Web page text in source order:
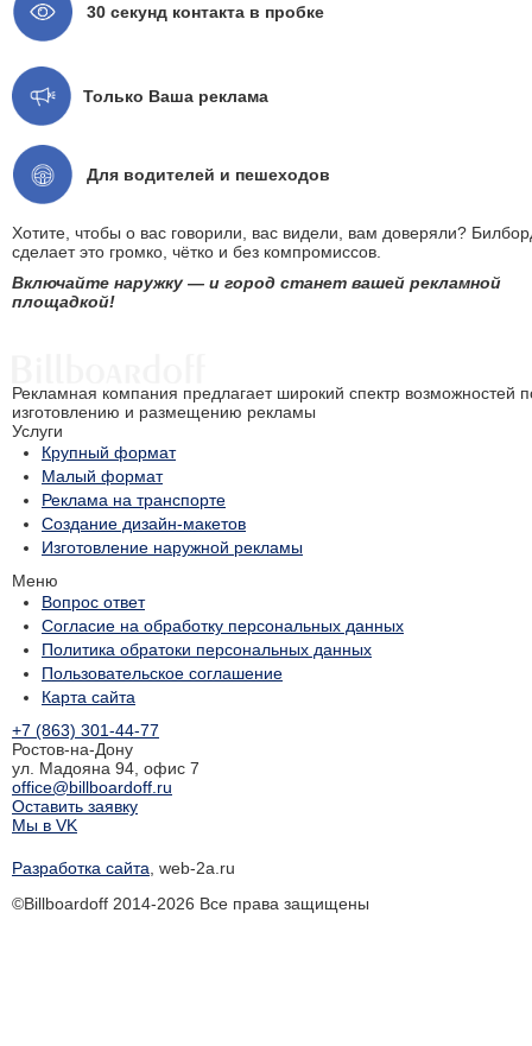
30 секунд контакта в пробке
Только Ваша реклама
Для водителей и пешеходов
Хотите, чтобы о вас говорили, вас видели, вам доверяли?
сделает это громко, чётко и без компромиссов.
Включайте наружку — и город станет вашей рекламной
площадкой!
Рекламная компания предлагает широкий спектр возможностей
изготовлению и размещению рекламы
Услуги
Крупный формат
Малый формат
Реклама на транспорте
Создание дизайн-макетов
Изготовление наружной рекламы
Меню
Вопрос ответ
Согласие на обработку персональных данных
Политика обратоки персональных данных
Пользовательское соглашение
Карта сайта
+7 (863) 301-44-77
Ростов-на-Дону
ул. Мадояна 94, офис 7
office@billboardoff.ru
Оставить заявку
Мы в VK
Разработка сайта , web-2a.ru
©Billboardoff 2014-2026 Все права защищены